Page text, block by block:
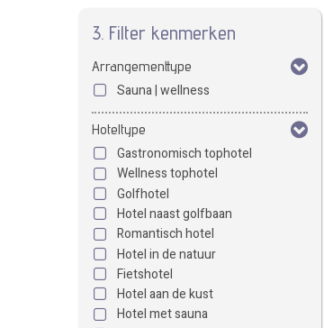
3. Filter kenmerken
Arrangementtype
Sauna | wellness
Hoteltype
Gastronomisch tophotel
Wellness tophotel
Golfhotel
Hotel naast golfbaan
Romantisch hotel
Hotel in de natuur
Fietshotel
Hotel aan de kust
Hotel met sauna